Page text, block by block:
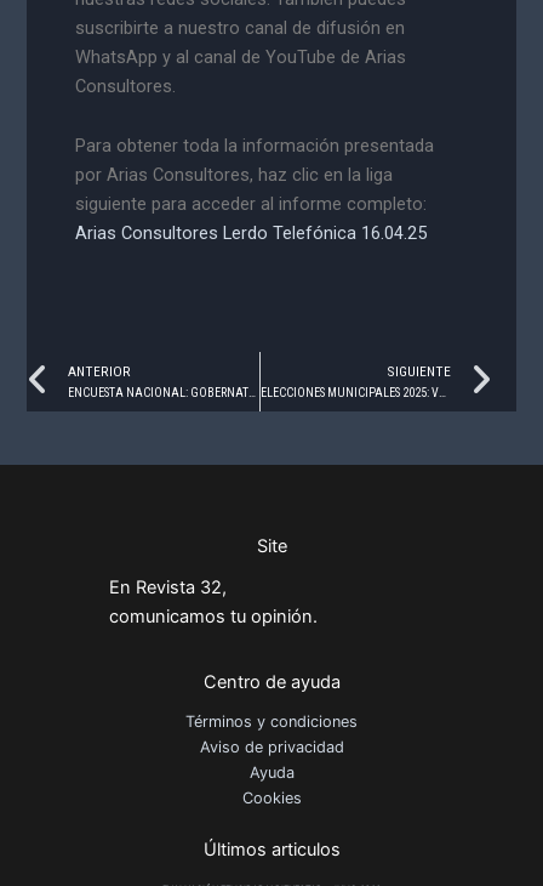
suscribirte a nuestro canal de difusión en
WhatsApp y al canal de YouTube de Arias
Consultores.
Para obtener toda la información presentada
por Arias Consultores, haz clic en la liga
siguiente para acceder al informe completo:
Arias Consultores Lerdo Telefónica 16.04.25
Prev
ANTERIOR SIGUIENTE
ELECCIONES MUNICIPALES 2025: VERACRUZ, VER – ABRIL 2025
Site
En Revista 32,
comunicamos tu opinión.
Centro de ayuda
Términos y condiciones
Aviso de privacidad
Ayuda
Cookies
Últimos articulos